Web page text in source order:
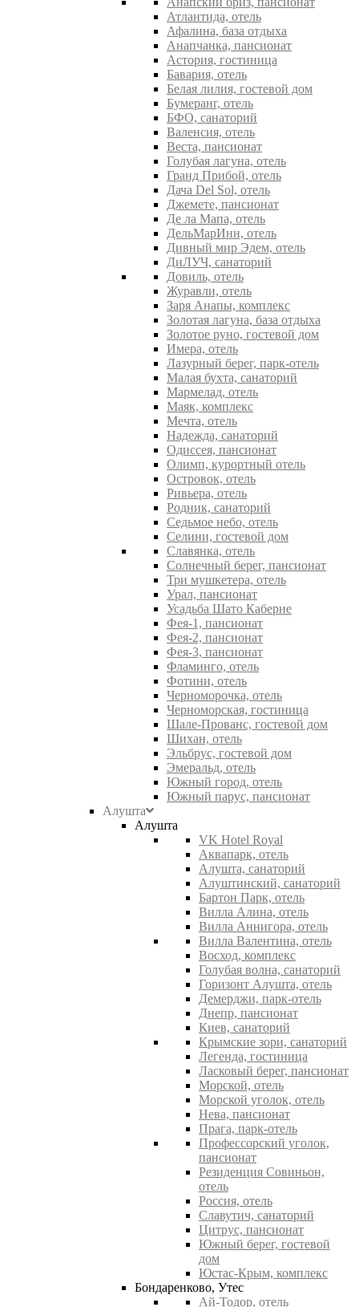
Атлантида, отель
Афалина, база отдыха
Анапчанка, пансионат
Астория, гостиница
Бавария, отель
Белая лилия, гостевой дом
Бумеранг, отель
БФО, санаторий
Валенсия, отель
Веста, пансионат
Голубая лагуна, отель
Гранд Прибой, отель
Дача Del Sol, отель
Джемете, пансионат
Де ла Мапа, отель
ДельМарИнн, отель
Дивный мир Эдем, отель
ДиЛУЧ, санаторий
Довиль, отель
Журавли, отель
Заря Анапы, комплекс
Золотая лагуна, база отдыха
Золотое руно, гостевой дом
Имера, отель
Лазурный берег, парк-отель
Малая бухта, санаторий
Мармелад, отель
Маяк, комплекс
Мечта, отель
Надежда, санаторий
Одиссея, пансионат
Олимп, курортный отель
Островок, отель
Ривьера, отель
Родник, санаторий
Седьмое небо, отель
Селини, гостевой дом
Славянка, отель
Солнечный берег, пансионат
Три мушкетера, отель
Урал, пансионат
Усадьба Шато Каберне
Фея-1, пансионат
Фея-2, пансионат
Фея-3, пансионат
Фламинго, отель
Фотини, отель
Черноморочка, отель
Черноморская, гостиница
Шале-Прованс, гостевой дом
Шихан, отель
Эльбрус, гостевой дом
Эмеральд, отель
Южный город, отель
Южный парус, пансионат
Алушта
Алушта
VK Hotel Royal
Аквапарк, отель
Алушта, санаторий
Алуштинский, санаторий
Бартон Парк, отель
Вилла Алина, отель
Вилла Аннигора, отель
Вилла Валентина, отель
Восход, комплекс
Голубая волна, санаторий
Горизонт Алушта, отель
Демерджи, парк-отель
Днепр, пансионат
Киев, санаторий
Крымские зори, санаторий
Легенда, гостиница
Ласковый берег, пансионат
Морской, отель
Морской уголок, отель
Нева, пансионат
Прага, парк-отель
Профессорский уголок,
пансионат
Резиденция Совиньон,
отель
Россия, отель
Славутич, санаторий
Цитрус, пансионат
Южный берег, гостевой
дом
Юстас-Крым, комплекс
Бондаренково, Утес
Ай-Тодор, отель